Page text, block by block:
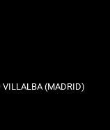
VILLALBA (MADRID)